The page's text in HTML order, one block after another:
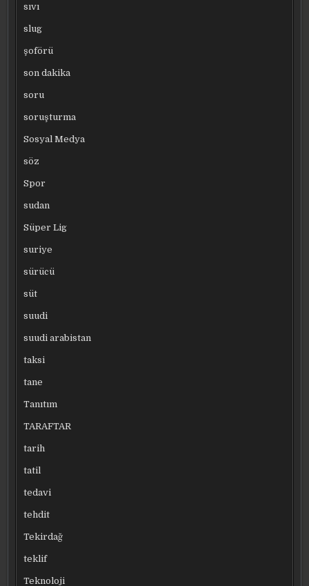
sıvı
slug
şoförü
son dakika
soru
soruşturma
Sosyal Medya
söz
Spor
sudan
Süper Lig
suriye
sürücü
süt
suudi
suudi arabistan
taksi
tane
Tanıtım
TARAFTAR
tarih
tatil
tedavi
tehdit
Tekirdağ
teklif
Teknoloji